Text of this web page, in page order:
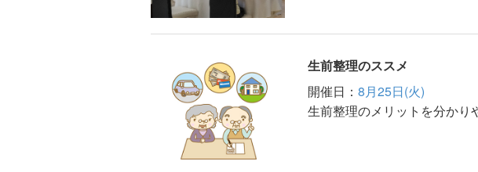
生前整理のススメ
開催日： 8月25日(火)
生前整理のメリットを分かり